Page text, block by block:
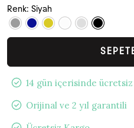
Renk: Siyah
14 gün içerisinde
Orijinal ve 2 yıl garantili